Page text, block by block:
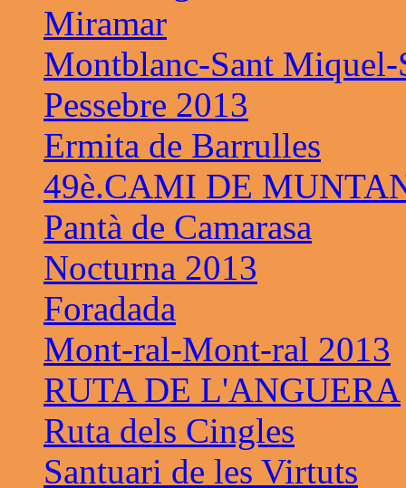
Miramar
Montblanc-Sant
Pessebre 2013
Ermita de Barrulles
49è.CAMI DE
Pantà de Camarasa
Nocturna 2013
Foradada
Mont-ral-Mont-ral 2013
RUTA DE L'ANGUERA
Ruta dels Cingles
Santuari de les Virtuts